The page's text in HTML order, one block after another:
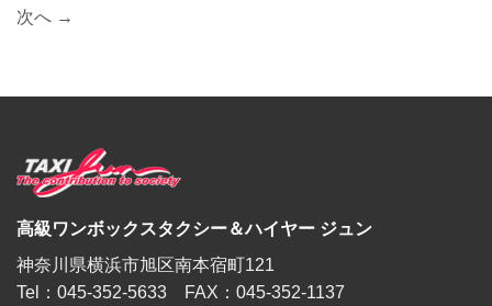
次へ →
高級ワンボックスタクシー＆ハイヤー ジュン
神奈川県横浜市旭区南本宿町121
Tel：045-352-5633 FAX：045-352-1137